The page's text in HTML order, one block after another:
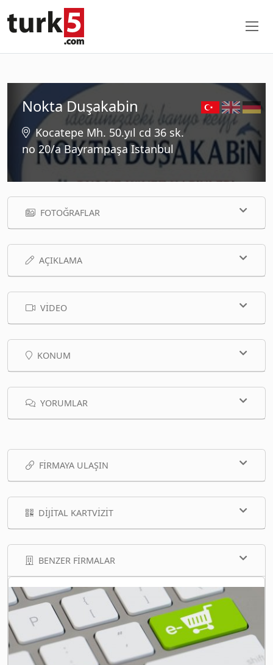
Nokta Duşakabin
Kocatepe Mh. 50.yıl cd 36 sk.
no 20/a Bayrampaşa Istanbul
FOTOĞRAFLAR
AÇIKLAMA
VIDEO
KONUM
YORUMLAR
FIRMAYA ULAŞIN
DIJITAL KARTVIZIT
BENZER FIRMALAR